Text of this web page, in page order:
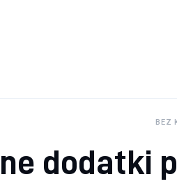
BEZ
dodatki